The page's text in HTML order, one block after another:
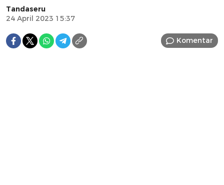
Tandaseru
24 April 2023 15:37
Komentar